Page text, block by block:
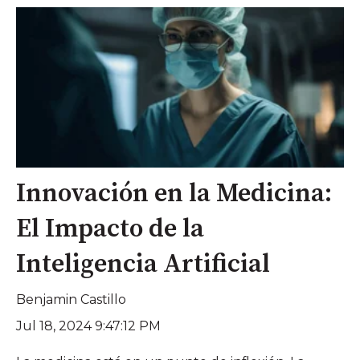
Innovación en la Medicina:
El Impacto de la
Inteligencia Artificial
Benjamin Castillo
Jul 18, 2024 9:47:12 PM